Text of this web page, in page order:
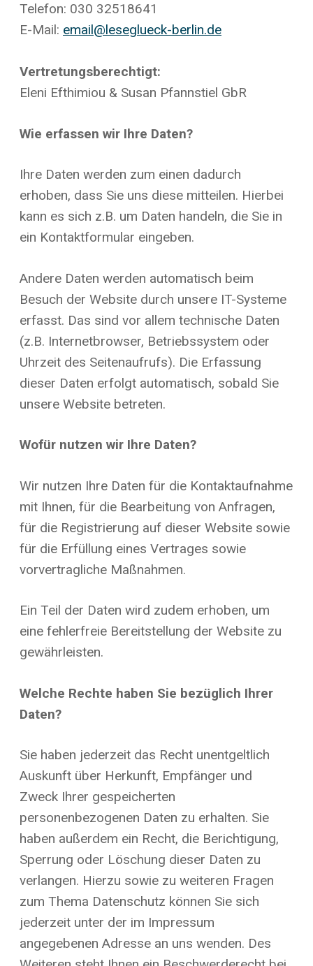
Telefon: 030 32518641
E-Mail: email@leseglueck-berlin.de
Vertretungsberechtigt:
Eleni Efthimiou & Susan Pfannstiel GbR
Wie erfassen wir Ihre Daten?
Ihre Daten werden zum einen dadurch
erhoben, dass Sie uns diese mitteilen. Hierbei
kann es sich z.B. um Daten handeln, die Sie in
ein Kontaktformular eingeben.
Andere Daten werden automatisch beim
Besuch der Website durch unsere IT-Systeme
erfasst. Das sind vor allem technische Daten
(z.B. Internetbrowser, Betriebssystem oder
Uhrzeit des Seitenaufrufs). Die Erfassung
dieser Daten erfolgt automatisch, sobald Sie
unsere Website betreten.
Wofür nutzen wir Ihre Daten?
Wir nutzen Ihre Daten für die Kontaktaufnahme
mit Ihnen, für die Bearbeitung von Anfragen,
für die Registrierung auf dieser Website sowie
für die Erfüllung eines Vertrages sowie
vorvertragliche Maßnahmen.
Ein Teil der Daten wird zudem erhoben, um
eine fehlerfreie Bereitstellung der Website zu
gewährleisten.
Welche Rechte haben Sie bezüglich Ihrer
Daten?
Sie haben jederzeit das Recht unentgeltlich
Auskunft über Herkunft, Empfänger und
Zweck Ihrer gespeicherten
personenbezogenen Daten zu erhalten. Sie
haben außerdem ein Recht, die Berichtigung,
Sperrung oder Löschung dieser Daten zu
verlangen. Hierzu sowie zu weiteren Fragen
zum Thema Datenschutz können Sie sich
jederzeit unter der im Impressum
angegebenen Adresse an uns wenden. Des